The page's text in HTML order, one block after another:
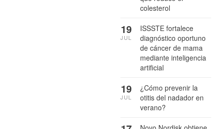
colesterol
ISSSTE fortalece
diagnóstico oportuno
de cáncer de mama
mediante inteligencia
artificial
19
JUL
¿Cómo prevenir la
otitis del nadador en
verano?
19
JUL